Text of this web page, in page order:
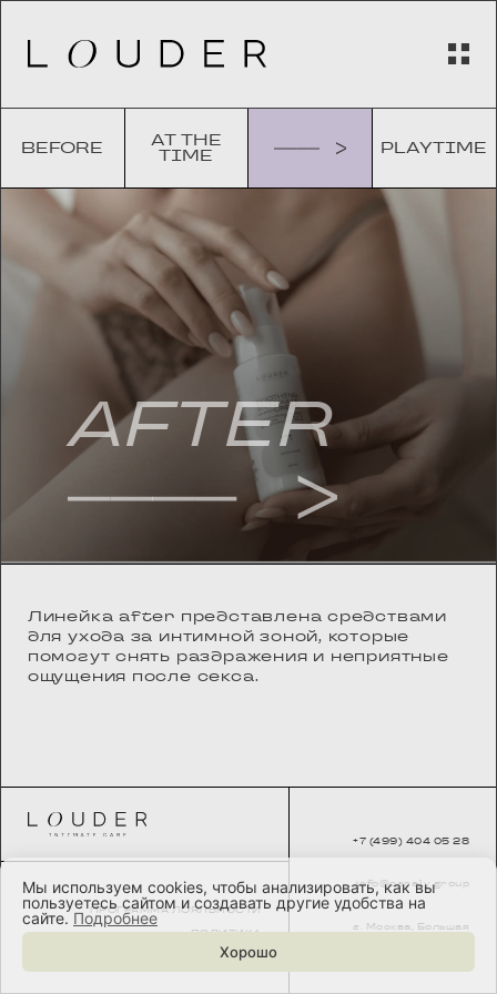
BEFORE AT THE
TIME PLAYTIME
AFTER
Линейка after представлена средствами
для ухода за интимной зоной, которые
помогут снять раздражения и неприятные
ощущения после секса.
+7 (499) 404 05 28
info@carely.group
г. Москва, Большая
ПРОГРАММА ЛОЯЛЬНОСТИ
ПОЛИТИКА
КОНФИДЕНЦИАЛЬНОСТИ
Мы используем cookies, чтобы анализировать, как вы
пользуетесь сайтом и создавать другие удобства на
сайте. Подробнее
Хорошо